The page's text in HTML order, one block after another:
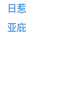
日惹
亚庇